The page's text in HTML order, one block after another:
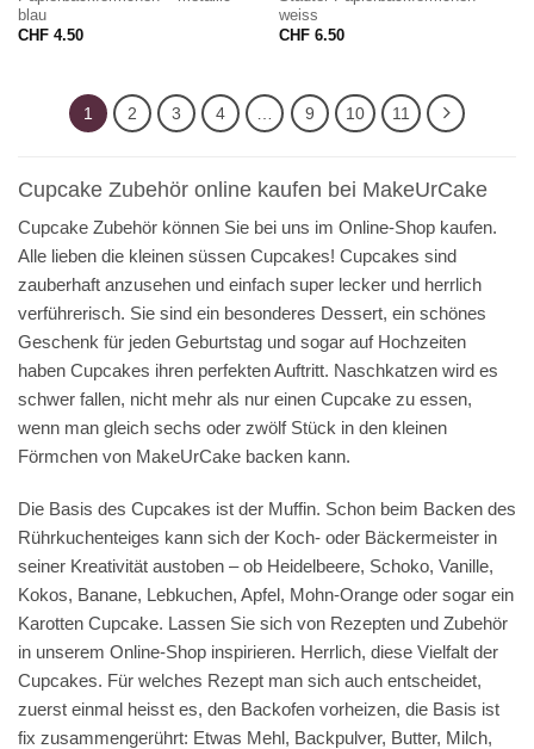
blau
CHF4.50
weiss
CHF6.50
1 2 3 4 9 10 11
Cupcake Zubehör online kaufen bei MakeUrCake
Cupcake Zubehör können Sie bei uns im Online-Shop kaufen.
Alle lieben die kleinen süssen Cupcakes! Cupcakes sind
zauberhaft anzusehen und einfach super lecker und herrlich
verführerisch. Sie sind ein besonderes Dessert, ein schönes
Geschenk für jeden Geburtstag und sogar auf Hochzeiten
haben Cupcakes ihren perfekten Auftritt. Naschkatzen wird es
schwer fallen, nicht mehr als nur einen Cupcake zu essen,
wenn man gleich sechs oder zwölf Stück in den kleinen
Förmchen von MakeUrCake backen kann.
Die Basis des Cupcakes ist der Muffin. Schon beim Backen des
Rührkuchenteiges kann sich der Koch- oder Bäckermeister in
seiner Kreativität austoben – ob Heidelbeere, Schoko, Vanille,
Kokos, Banane, Lebkuchen, Apfel, Mohn-Orange oder sogar ein
Karotten Cupcake. Lassen Sie sich von Rezepten und Zubehör
in unserem Online-Shop inspirieren. Herrlich, diese Vielfalt der
Cupcakes. Für welches Rezept man sich auch entscheidet,
zuerst einmal heisst es, den Backofen vorheizen, die Basis ist
fix zusammengerührt: Etwas Mehl, Backpulver, Butter, Milch,